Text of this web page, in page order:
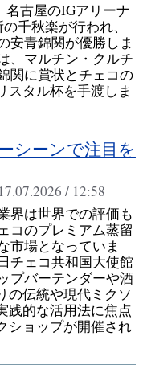
名古屋のIGアリーナ
千秋楽が行われ、
安青錦関が優勝しま
、マルチン・クルチ
関に賞状とチェコの
スタル杯を手渡しま
シーンで注目を
17.07.2026 / 12:58
界は世界での評価も
コのプレミアム蒸留
市場となっていま
チェコ共和国大使館
プバーテンダーや酒
の伝統や現代ミクソ
践的な活用法に焦点
ショップが開催され